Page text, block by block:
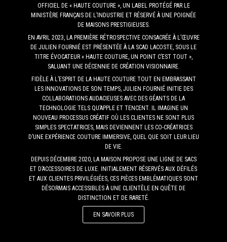
OFFICIEL DE « HAUTE COUTURE », UN LABEL PROTÉGÉ PAR LE
MINISTÈRE FRANÇAIS DE L’INDUSTRIE ET RÉSERVÉ À UNE POIGNÉE
DE MAISONS PRESTIGIEUSES.
EN AVRIL 2023, LA PREMIÈRE RÉTROSPECTIVE CONSACRÉE À L’ŒUVRE
DE JULIEN FOURNIÉ EST PRÉSENTÉE À LA SCAD LACOSTE, SOUS LE
TITRE ÉVOCATEUR « HAUTE COUTURE, UN POINT C’EST TOUT »,
SALUANT UNE DÉCENNIE DE CRÉATION VISIONNAIRE.
FIDÈLE À L’ESPRIT DE LA HAUTE COUTURE TOUT EN EMBRASSANT
LES INNOVATIONS DE SON TEMPS, JULIEN FOURNIÉ INITIE DES
COLLABORATIONS AUDACIEUSES AVEC DES GÉANTS DE LA
TECHNOLOGIE TELS QU’APPLE ET TENCENT. IL IMAGINE UN
NOUVEAU PROCESSUS CRÉATIF OÙ LES CLIENTES NE SONT PLUS
SIMPLES SPECTATRICES, MAIS DEVIENNENT LES CO-CRÉATRICES
D’UNE EXPÉRIENCE COUTURE IMMERSIVE, QUEL QUE SOIT LEUR LIEU
DE VIE.
DEPUIS DÉCEMBRE 2020, LA MAISON PROPOSE UNE LIGNE DE SACS
ET D’ACCESSOIRES DE LUXE. INITIALEMENT RÉSERVÉS AUX DÉFILÉS
ET AUX CLIENTES PRIVILÉGIÉES, CES PIÈCES EMBLÉMATIQUES SONT
DÉSORMAIS ACCESSIBLES À UNE CLIENTÈLE EN QUÊTE DE
DISTINCTION ET DE RARETÉ.
EN SAVOIR PLUS